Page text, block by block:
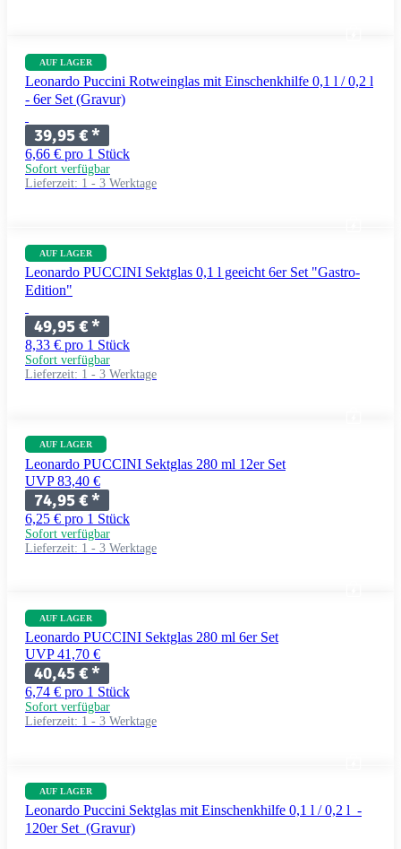
AUF LAGER
Leonardo Puccini Rotweinglas mit Einschenkhilfe 0,1 l / 0,2 l
- 6er Set (Gravur)
39,95 €*
6,66 € pro 1 Stück
Sofort verfügbar
Lieferzeit: 1 - 3 Werktage
AUF LAGER
Leonardo PUCCINI Sektglas 0,1 l geeicht 6er Set "Gastro-
Edition"
49,95 €*
8,33 € pro 1 Stück
Sofort verfügbar
Lieferzeit: 1 - 3 Werktage
AUF LAGER
Leonardo PUCCINI Sektglas 280 ml 12er Set
UVP 83,40 €
74,95 €*
6,25 € pro 1 Stück
Sofort verfügbar
Lieferzeit: 1 - 3 Werktage
AUF LAGER
Leonardo PUCCINI Sektglas 280 ml 6er Set
UVP 41,70 €
40,45 €*
6,74 € pro 1 Stück
Sofort verfügbar
Lieferzeit: 1 - 3 Werktage
AUF LAGER
Leonardo Puccini Sektglas mit Einschenkhilfe 0,1 l / 0,2 l -
120er Set (Gravur)